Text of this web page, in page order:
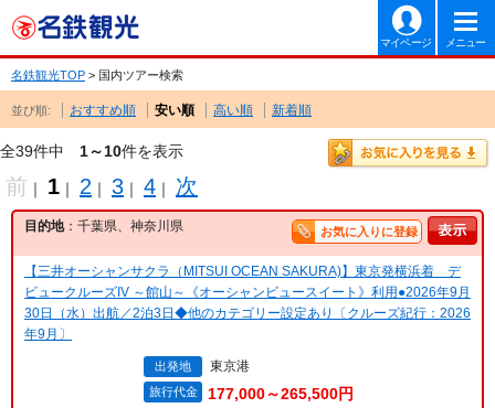
マイページ メニュー
名鉄観光TOP > 国内ツアー検索
並び順: おすすめ順 安い順 高い順 新着順
全39件中 1～10件を表示
前 ｜ 1 ｜ 2 ｜ 3 ｜ 4 ｜ 次
目的地：千葉県、神奈川県 お気に入りに登録
【三井オーシャンサクラ（MITSUI OCEAN SAKURA)】東京発横浜着 デ
ビュークルーズIV ～館山～《オーシャンビュースイート》利用●2026年9月
30日（水）出航／2泊3日◆他のカテゴリー設定あり〔クルーズ紀行：2026
年9月〕
出発地 東京港
旅行代金 177,000～265,500円